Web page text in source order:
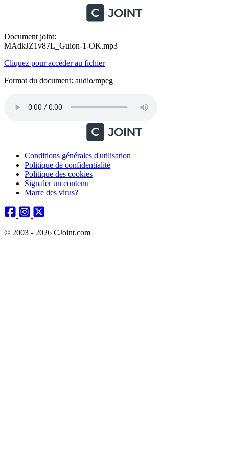
Document joint:
MAdkJZ1v87L_Guion-1-OK.mp3
Cliquez pour accéder au fichier
Format du document: audio/mpeg
Conditions générales d'utilisation
Politique de confidentialité
Politique des cookies
Signaler un contenu
Marre des virus?
© 2003 - 2026 CJoint.com